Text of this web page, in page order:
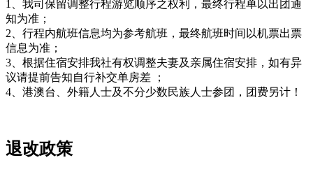
1、我司保留调整行程游览顺序之权利，最终行程单以出团通
知为准；
2、行程内航班信息均为参考航班，最终航班时间以机票出票
信息为准；
3、根据住宿安排我社有权调整夫妻及亲属住宿安排，如有异
议请提前告知自行补交单房差 ；
4、港澳台、外籍人士及不分少数民族人士参团，团费另计！
退改政策